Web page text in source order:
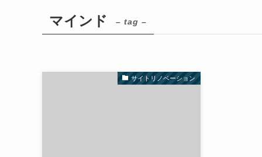
マインド – tag –
サイトリノベーション